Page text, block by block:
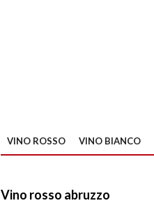
VINO ROSSO VINO BIANCO
Vino rosso abruzzo